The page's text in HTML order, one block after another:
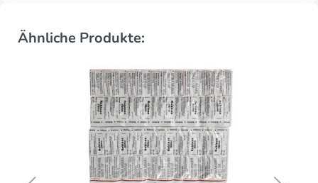
Ähnliche Produkte: